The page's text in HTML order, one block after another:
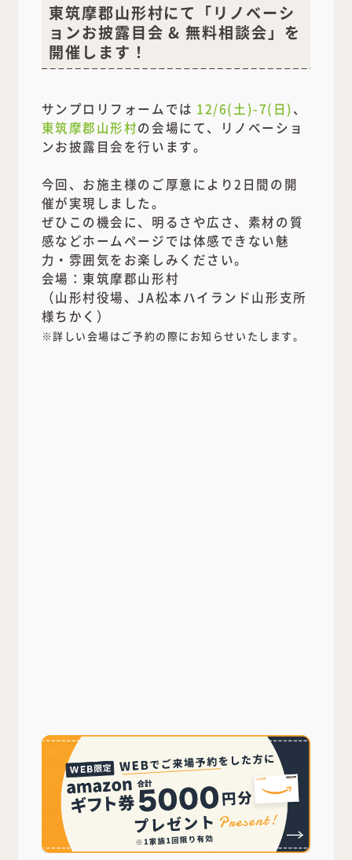
東筑摩郡山形村にて「リノベーシ
ョンお披露目会 & 無料相談会」を
開催します！
サンプロリフォームでは 12/6(土)-7(日)、
東筑摩郡山形村の会場にて、リノベーショ
ンお披露目会を行います。
今回、お施主様のご厚意により2日間の開
催が実現しました。
ぜひこの機会に、明るさや広さ、素材の質
感などホームページでは体感できない魅
力・雰囲気をお楽しみください。
会場：東筑摩郡山形村
（山形村役場、JA松本ハイランド山形支所
様ちかく）
※詳しい会場はご予約の際にお知らせいたします。